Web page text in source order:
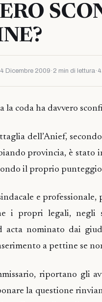
Dicembre 2009 · 2 min di lettura·
la coda ha davvero
dell’Anief,
provincia, è stato
il proprio
e
i propri legali, negli
acta nominato dai
a pettine se
riportano gli
la questione